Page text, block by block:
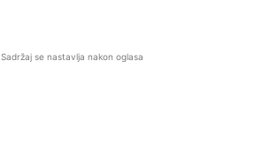
Sadržaj se nastavlja nakon oglasa